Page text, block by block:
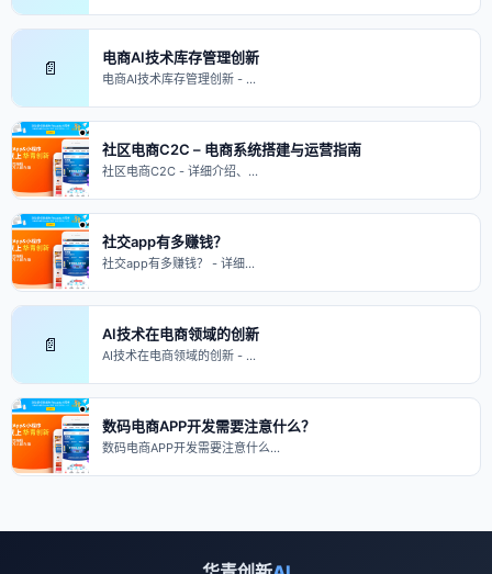
📄 电商AI技术库存管理创新
电商AI技术库存管理创新 - …
社区电商C2C – 电商系统搭建与运营指南
社区电商C2C - 详细介绍、…
社交app有多赚钱？
社交app有多赚钱？ - 详细…
📄 AI技术在电商领域的创新
AI技术在电商领域的创新 - …
数码电商APP开发需要注意什么？
数码电商APP开发需要注意什么…